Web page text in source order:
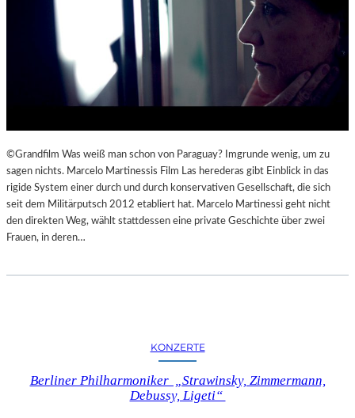
©Grandfilm Was weiß man schon von Paraguay? Imgrunde wenig, um zu
sagen nichts. Marcelo Martinessis Film Las herederas gibt Einblick in das
rigide System einer durch und durch konservativen Gesellschaft, die sich
seit dem Militärputsch 2012 etabliert hat. Marcelo Martinessi geht nicht
den direkten Weg, wählt stattdessen eine private Geschichte über zwei
Frauen, in deren…
KONZERTE
Berliner Philharmoniker „Strawinsky, Zimmermann,
Debussy, Ligeti“